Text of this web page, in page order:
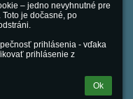
– jedno nevyhnutné pre
je dočasné, po
prihlásenia - vďaka
prihlásenie z
Ok